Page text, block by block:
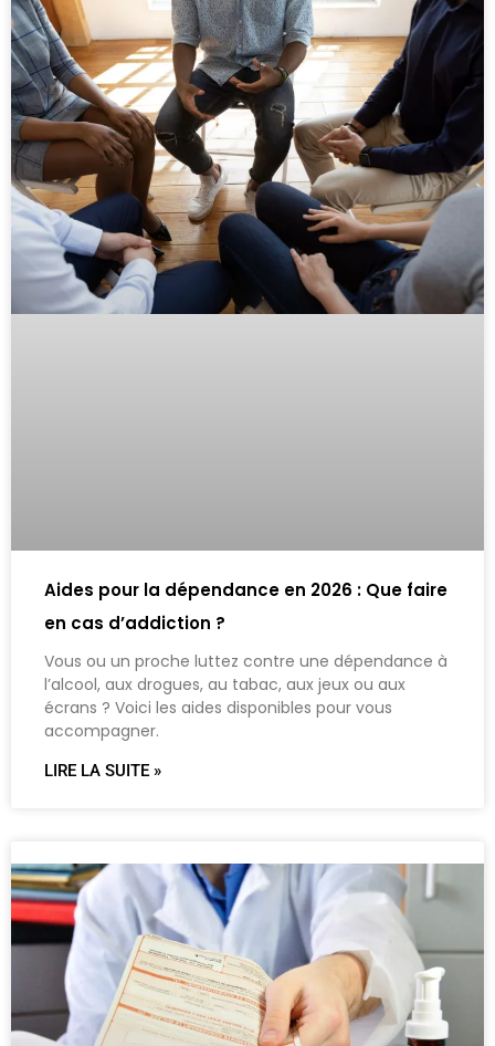
Aides pour la dépendance en 2026 : Que faire
en cas d’addiction ?
Vous ou un proche luttez contre une dépendance à
l’alcool, aux drogues, au tabac, aux jeux ou aux
écrans ? Voici les aides disponibles pour vous
accompagner.
LIRE LA SUITE »